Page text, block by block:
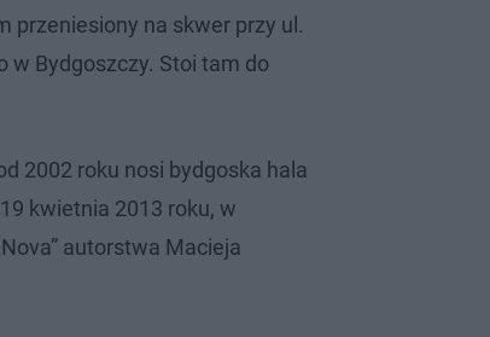
przeniesiony na skwer przy ul.
w Bydgoszczy. Stoi tam do
2002 roku nosi bydgoska hala
kwietnia 2013 roku, w
autorstwa Macieja